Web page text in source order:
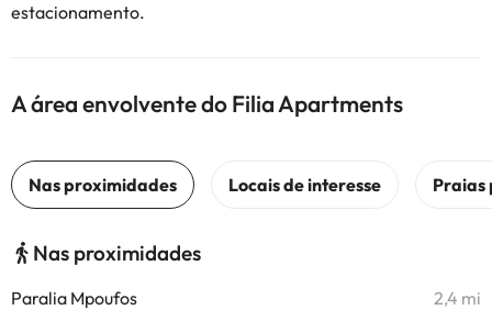
estacionamento.
A área envolvente do Filia Apartments
Nas proximidades
Paralia Mpoufos 2,4 mi